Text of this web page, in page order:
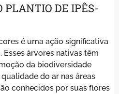
PLANTIO DE IPÊS-
é uma ação significativa
árvores nativas têm
da biodiversidade
do ar nas áreas
conhecidos por suas flores